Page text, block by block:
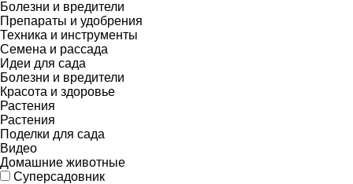
Болезни и вредители
Препараты и удобрения
Техника и инструменты
Семена и рассада
Идеи для сада
Болезни и вредители
Красота и здоровье
Растения
Растения
Поделки для сада
Видео
Домашние животные
Суперсадовник